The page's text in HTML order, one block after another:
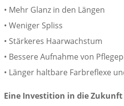
• Mehr Glanz in den Längen
• Weniger Spliss
• Stärkeres Haarwachstum
• Bessere Aufnahme von
• Länger haltbare Farbreflexe
Eine Investition in die